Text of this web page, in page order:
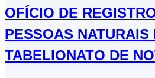
OFÍCIO DE
PESSOAS NATURAIS
TABELIONATO DE